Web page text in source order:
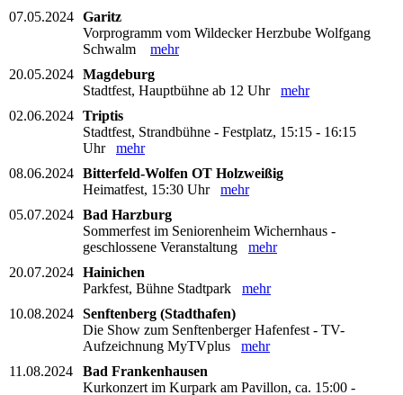
07.05.2024 Garitz
Vorprogramm vom Wildecker Herzbube Wolfgang
Schwalm mehr
20.05.2024 Magdeburg
Stadtfest, Hauptbühne ab 12 Uhr mehr
02.06.2024 Triptis
Stadtfest, Strandbühne - Festplatz, 15:15 - 16:15
Uhr mehr
08.06.2024 Bitterfeld-Wolfen OT Holzweißig
Heimatfest, 15:30 Uhr mehr
05.07.2024 Bad Harzburg
Sommerfest im Seniorenheim Wichernhaus -
geschlossene Veranstaltung mehr
20.07.2024 Hainichen
Parkfest, Bühne Stadtpark mehr
10.08.2024 Senftenberg (Stadthafen)
Die Show zum Senftenberger Hafenfest - TV-
Aufzeichnung MyTVplus mehr
11.08.2024
Bad Frankenhausen
Kurkonzert im Kurpark am Pavillon, ca. 15:00 -